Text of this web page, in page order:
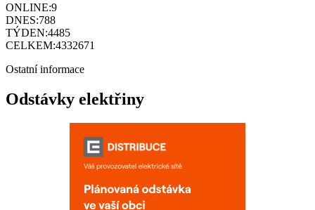
ONLINE:9
DNES:788
TÝDEN:4485
CELKEM:4332671
Ostatní informace
Odstávky elektřiny